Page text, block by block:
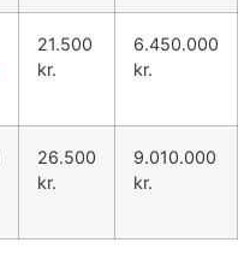
21.500
kr.
6.450.000
kr.
26.500
kr.
9.010.000
kr.